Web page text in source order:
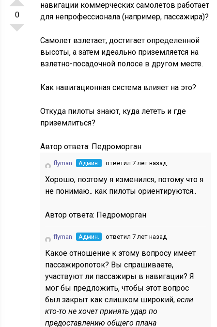
0
навигации коммерческих самолетов работает
для непрофессионала (например, пассажира)?
Самолет взлетает, достигает определенной
высоты, а затем идеально приземляется на
взлетно-посадочной полосе в другом месте.
Как навигационная система влияет на это?
Откуда пилоты знают, куда лететь и где
приземлиться?
Автор ответа: Педроморган
flyman Админ. ответил 7 лет назад
Хорошо, поэтому я изменился, потому что я
не понимаю.. как пилоты ориентируются..
Автор ответа: Педроморган
flyman Админ. ответил 7 лет назад
Какое отношение к этому вопросу имеет
пассажиропоток? Вы спрашиваете,
участвуют ли пассажиры в навигации? Я
мог бы предложить, чтобы этот вопрос
был закрыт как слишком широкий,если
кто-то не хочет принять удар по
предоставлению общего плана